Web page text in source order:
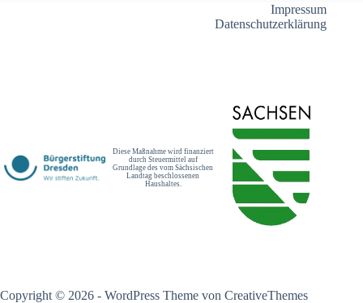
Impressum
Datenschutzerklärung
Diese Maßnahme wird finanziert
durch Steuermittel auf
Grundlage des vom Sächsischen
Landtag beschlossenen
Haushaltes.
Copyright © 2026 - WordPress Theme von CreativeThemes